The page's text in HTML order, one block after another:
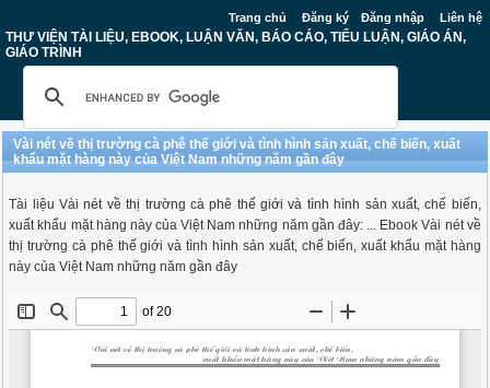
Trang chủ Đăng ký Đăng nhập Liên hệ
THƯ VIỆN TÀI LIỆU, EBOOK, LUẬN VĂN, BÁO CÁO, TIỂU LUẬN, GIÁO ÁN,
GIÁO TRÌNH
Vài nét về thị trường cà phê thế giới và tình hình sản xuất, chế biến, xuất
khẩu mặt hàng này của Việt Nam những năm gần đây
Tài liệu Vài nét về thị trường cà phê thế giới và tình hình sản xuất, chế biến,
xuất khẩu mặt hàng này của Việt Nam những năm gần đây: ... Ebook Vài nét về
thị trường cà phê thế giới và tình hình sản xuất, chế biến, xuất khẩu mặt hàng
này của Việt Nam những năm gần đây